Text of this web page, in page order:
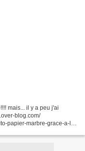
mais... il y a peu j'ai
blog.com/
papier-marbre-grace-a-la-